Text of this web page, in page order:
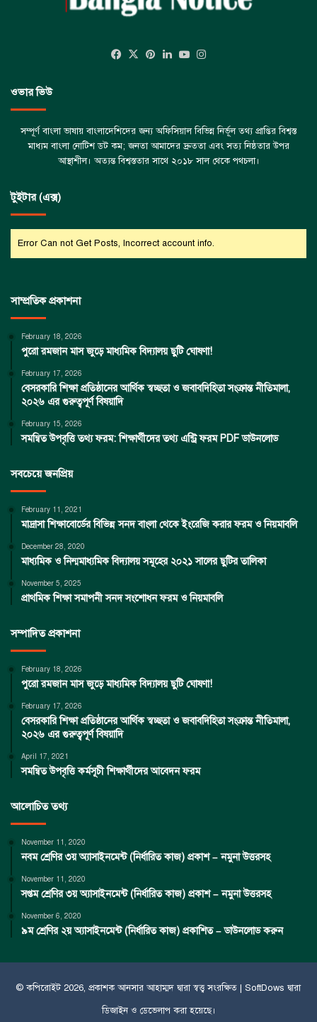
Facebook
X Pinterest
LinkedInYouTube
ওভার ভিউ
সম্পূর্ণ বাংলা ভাষায় বাংলাদেশিদের জন্য অফিসিয়াল বিভিন্ন নির্ভূল তথ্য প্রাপ্তির বিশ্বস্ত
মাধ্যম বাংলা নোটিশ ডট কম; জনতা আমাদের দ্রুততা এবং সত্য নিষ্ঠতার উপর
আস্থাশীল। অত্যন্ত বিশ্বস্ততার সাথে ২০১৮ সাল থেকে পথচলা।
টুইটার (এক্স)
Error Can not Get Posts, Incorrect account info.
সাম্প্রতিক প্রকাশনা
February 18, 2026
পুরো রমজান মাস জুড়ে মাধ্যমিক বিদ্যালয় ছুটি ঘোষণা!
February 17, 2026
বেসরকারি শিক্ষা প্রতিষ্ঠানের আর্থিক স্বচ্ছতা ও জবাবদিহিতা সংক্রান্ত নীতিমালা,
২০২৬ এর গুরুত্বপূর্ণ বিষয়াদি
February 15, 2026
সমন্বিত উপবৃত্তি তথ্য ফরম: শিক্ষার্থীদের তথ্য এন্ট্রি ফরম PDF ডাউনলোড
সবচেয়ে জনপ্রিয়
February 11, 2021
মাদ্রাসা শিক্ষাবোর্ডের বিভিন্ন সনদ বাংলা থেকে ইংরেজি করার ফরম ও নিয়মাবলি
December 28, 2020
মাধ্যমিক ও নিন্মমাধ্যমিক বিদ্যালয় সমূহের ২০২১ সালের ছুটির তালিকা
November 5, 2025
প্রাথমিক শিক্ষা সমাপনী সনদ সংশোধন ফরম ও নিয়মাবলি
সম্পাদিত প্রকাশনা
February 18, 2026
পুরো রমজান মাস জুড়ে মাধ্যমিক বিদ্যালয় ছুটি ঘোষণা!
February 17, 2026
বেসরকারি শিক্ষা প্রতিষ্ঠানের আর্থিক স্বচ্ছতা ও জবাবদিহিতা সংক্রান্ত নীতিমালা,
২০২৬ এর গুরুত্বপূর্ণ বিষয়াদি
April 17, 2021
সমন্বিত উপবৃত্তি কর্মসূচী শিক্ষার্থীদের আবেদন ফরম
আলোচিত তথ্য
November 11, 2020
নবম শ্রেণির ৩য় অ্যাসাইনমেন্ট (নির্ধারিত কাজ) প্রকাশ – নমুনা উত্তরসহ
November 11, 2020
সপ্তম শ্রেণির ৩য় অ্যাসাইনমেন্ট (নির্ধারিত কাজ) প্রকাশ – নমুনা উত্তরসহ
November 6, 2020
৯ম শ্রেণির ২য় অ্যাসাইনমেন্ট (নির্ধারিত কাজ) প্রকাশিত – ডাউনলোড করুন
© কপিরােইট 2026, প্রকাশকআনসার আহাম্মদদ্বারা স্বত্ত্ব সংরক্ষিত | SoftDows দ্বারা
ডিজাইন ও ডেভেলাপ করা হয়েছে।